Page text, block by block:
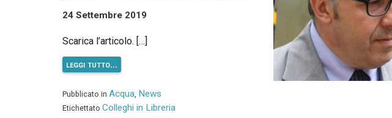
24 Settembre 2019
Scarica l’articolo. […]
leggi tutto…
Pubblicato in Acqua, News
Etichettato Colleghi in Libreria